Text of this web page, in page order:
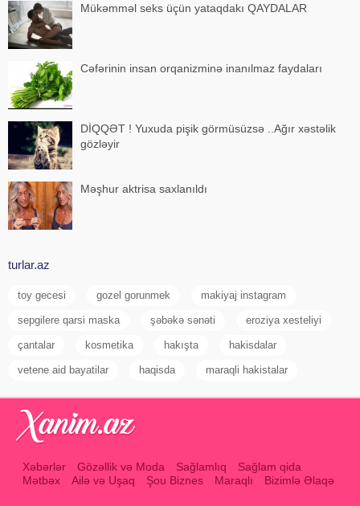
Mükəmməl seks üçün yataqdakı QAYDALAR
Cəfərinin insan orqanizminə inanılmaz faydaları
DİQQƏT ! Yuxuda pişik görmüsüzsə ..Ağır xəstəlik
gözləyir
Məşhur aktrisa saxlanıldı
turlar.az
toy gecesi gozel gorunmek makiyaj instagram
sepgilere qarsi maska şəbəkə sənəti eroziya xesteliyi
çantalar kosmetika hakışta hakisdalar
vetene aid bayatilar haqisda maraqli hakistalar
Xəbərlər Gözəllik və Moda Sağlamlıq
Sağlam qida
Mətbəx
Ailə və Uşaq Şou Biznes Maraqlı Bizimlə Əlaqə